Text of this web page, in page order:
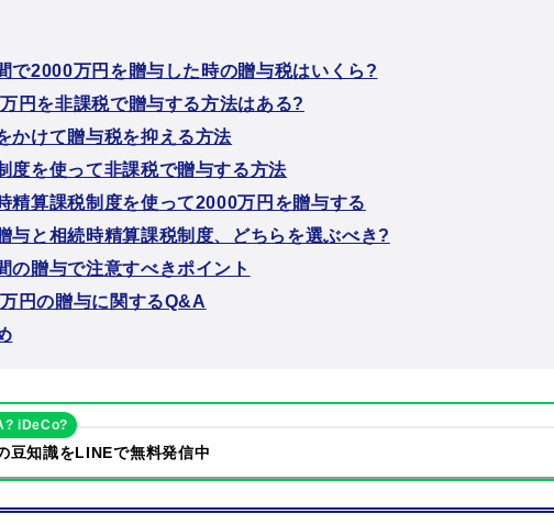
で2000万円を贈与した時の贈与税はいくら?
円を非課税で贈与する方法はある?
かけて贈与税を抑える方法
度を使って非課税で贈与する方法
精算課税制度を使って2000万円を贈与する
与と相続時精算課税制度、どちらを選ぶべき?
の贈与で注意すべきポイント
円の贈与に関するQ&A
豆知識をLINEで無料発信中
iDeCo?